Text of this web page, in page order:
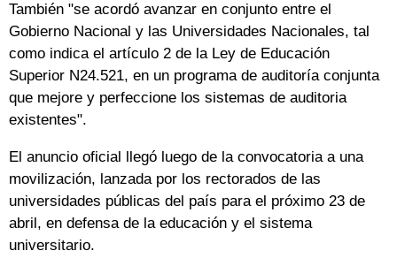
También "se acordó avanzar en conjunto entre el
Gobierno Nacional y las Universidades Nacionales, tal
como indica el artículo 2 de la Ley de Educación
Superior N24.521, en un programa de auditoría conjunta
que mejore y perfeccione los sistemas de auditoria
existentes".
El anuncio oficial llegó luego de la convocatoria a una
movilización, lanzada por los rectorados de las
universidades públicas del país para el próximo 23 de
abril, en defensa de la educación y el sistema
universitario.